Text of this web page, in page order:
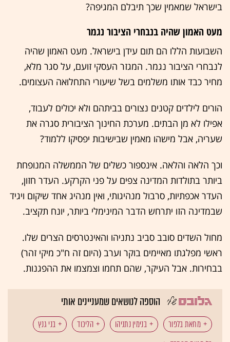
בישראל שמאמין שכך תיבלם המגיפה?
מעט האמון שהיה בנבחרי הציבור נגמר
השבועות הללו הם תום עידן בישראל. מעט האמון שהיה
לנבחרי הציבור נגמר. המגזר העסקי זועם, על סגר מלא,
מחיר כבד אותו משלמים בשל שיעורי התחלואה העצומים.
הורים לילדים קטנים נצורים בביתהם ולא יכולים לעבוד,
אפילו לא מן הבתים. מערכת החינוך הציבורית סגרה את
שעריה, אבל מישהו מאמין שבישיבות יפסיקו ללמוד?
וכך הלאה והלאה. אינספור כשלים של הממשלה המנופחת
ביותר בתולדות המדינה צפים על פני הקרקע. העדר חזון,
העדר אכפתיות, סרבול מנהיגותי, ואין מנהיג אחד שיקום ויגיד
שבמדינה הזו יתרחש הדבר המינימלי ביותר, יונח תקציב.
מחול השדים סובב סביב נתניהו והאינטרסים הצרים שלו.
ראשי מפלגתו מאיימים בוקר וערב (היום זה ח"כ מיקי זהר)
בבחירות. אבל העיקר, שהם תחמו וצמצמו את ההפגנות.
הוספה לנושאים שמעניינים אותי
מחאת בלפור בנימין נתניהו הליכוד
בני גנץ